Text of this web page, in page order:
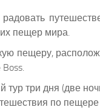
пещер мира.
пещеру,
тур три дня (две
по